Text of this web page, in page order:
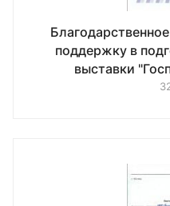
поддержку в
выставки